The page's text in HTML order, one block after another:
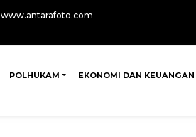
www.antarafoto.com
POLHUKAM EKONOMI DAN KEUANGAN